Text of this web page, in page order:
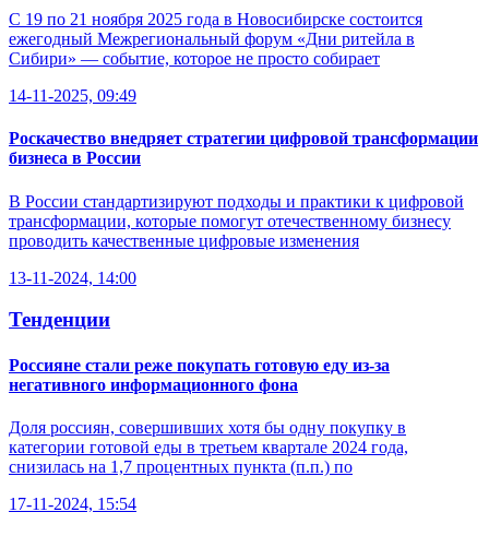
С 19 по 21 ноября 2025 года в Новосибирске состоится
ежегодный Межрегиональный форум «Дни ритейла в
Сибири» — событие, которое не просто собирает
14-11-2025, 09:49
Роскачество внедряет стратегии цифровой трансформации
бизнеса в России
В России стандартизируют подходы и практики к цифровой
трансформации, которые помогут отечественному бизнесу
проводить качественные цифровые изменения
13-11-2024, 14:00
Тенденции
Россияне стали реже покупать готовую еду из-за
негативного информационного фона
Доля россиян, совершивших хотя бы одну покупку в
категории готовой еды в третьем квартале 2024 года,
снизилась на 1,7 процентных пункта (п.п.) по
17-11-2024, 15:54